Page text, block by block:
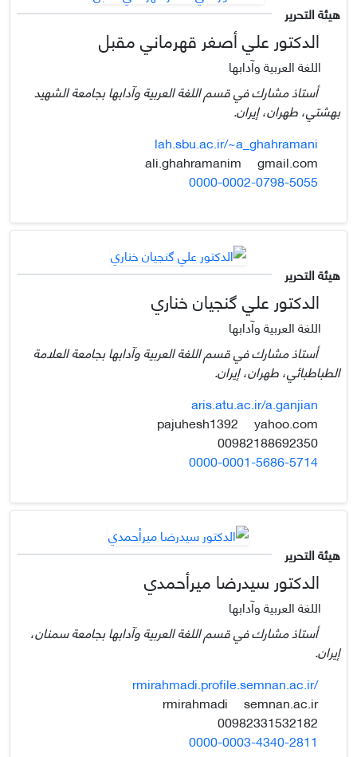
هيئة التحرير
الدكتور علي أصغر قهرماني مقبل
اللغة العربية وآدابها
أستاذ مشارك في قسم اللغة العربية وآدابها بجامعة الشهيد
بهشتي، طهران، إيران.
lah.sbu.ac.ir/~a_ghahramani
gmail.com
0000-0002-0798-5055
هيئة التحرير
الدكتور علي گنجيان خناري
اللغة العربية وآدابها
أستاذ مشارك في قسم اللغة العربية وآدابها بجامعة العلامة
الطباطبائي، طهران، إيران.
aris.atu.ac.ir/a.ganjian
yahoo.com
0000-0001-5686-5714
هيئة التحرير
الدكتور سيدرضا ميرأحمدي
اللغة العربية وآدابها
أستاذ مشارك في قسم اللغة العربية وآدابها بجامعة سمنان،
إيران.
rmirahmadi.profile.semnan.ac.ir/
rmirahmadi
semnan.ac.ir
0000-0003-4340-2811